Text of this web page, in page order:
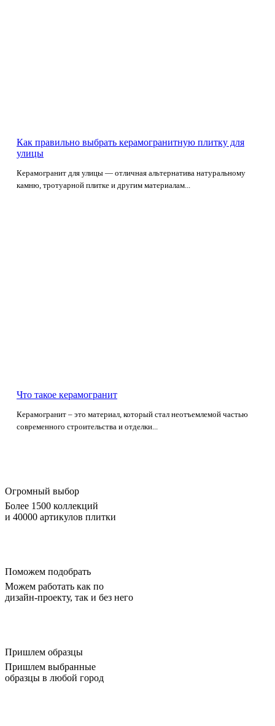
Как правильно выбрать керамогранитную плитку для
улицы
Керамогранит для улицы — отличная альтернатива натуральному
камню, тротуарной плитке и другим материалам...
Что такое керамогранит
Керамогранит – это материал, который стал неотъемлемой частью
современного строительства и отделки...
Огромный выбор
Более 1500 коллекций
и 40000 артикулов плитки
Поможем подобрать
Можем работать как по
дизайн-проекту, так и без него
Пришлем образцы
Пришлем выбранные
образцы в любой город